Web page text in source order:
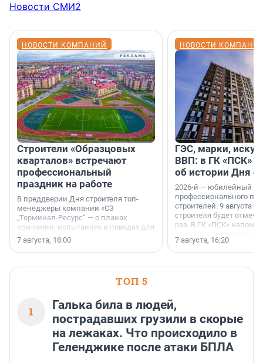
Новости СМИ2
НОВОСТИ КОМПАНИЙ
Строители «Образцовых
кварталов» встречают
профессиональный
праздник на работе
В преддверии Дня строителя топ-
менеджеры компании «СЗ
„Терминал-Ресурс“ — о планах
компании, испытаниях и поводах для
осторожного оптимизма.
7 августа, 18:00
НОВОСТИ
ГЭС, марки,
ВВП: в ГК «ПСК»
об истории Дня
2026-й — юбилейный
профессионального
строителей. 9 августа
строителя будет
раз. В ГК «ПСК»
поменялась роль
7 августа, 16:20
ТОП 5
1
Галька била в людей,
пострадавших грузили в скорые
на лежаках. Что происходило в
Геленджике после атаки БПЛА